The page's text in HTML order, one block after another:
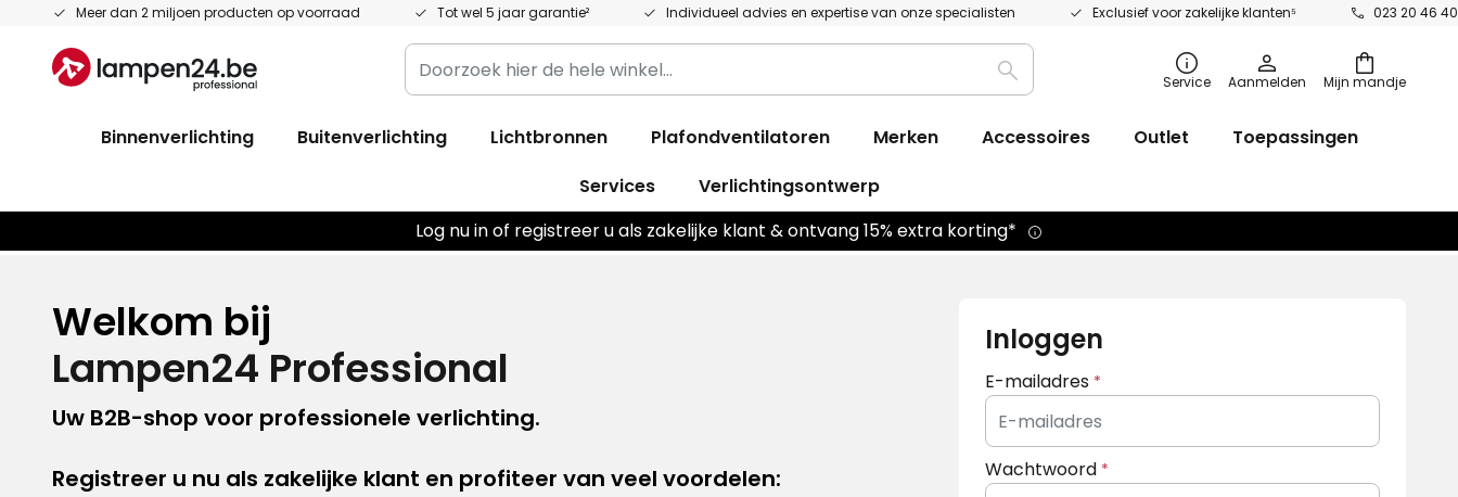
Meer dan 2 miljoen producten op voorraad Tot wel 5 jaar garantie² Individueel advies en expertise van onze specialisten Exclusief voor zakelijke klanten⁵ 023 20 46 40
Ga
de
inhoud
Mijn mandje
Doorzoek
hier
hele
Zoek
Service Aanmelden
Binnenverlichting Buitenverlichting Lichtbronnen Plafondventilatoren Merken Accessoires Outlet
Toepassingen
Services
Verlichtingsontwerp
Log nu in of registreer u als zakelijke klant & ontvang 15% extra korting*
Welkom bij
Lampen24 Professional
Uw B2B-shop voor professionele verlichting.
Registreer u nu als zakelijke klant en profiteer van veel voordelen:
Inloggen
E-mailadres
Wachtwoord